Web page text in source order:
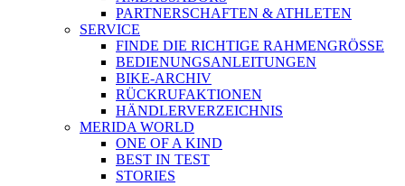
PARTNERSCHAFTEN & ATHLETEN
SERVICE
FINDE DIE RICHTIGE RAHMENGRÖSSE
BEDIENUNGSANLEITUNGEN
BIKE-ARCHIV
RÜCKRUFAKTIONEN
HÄNDLERVERZEICHNIS
MERIDA WORLD
ONE OF A KIND
BEST IN TEST
STORIES